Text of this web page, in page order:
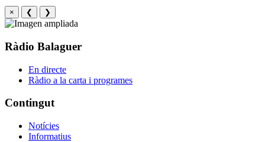
× ❮ ❯
Ràdio Balaguer
En directe
Ràdio a la carta i programes
Contingut
Notícies
Informatius